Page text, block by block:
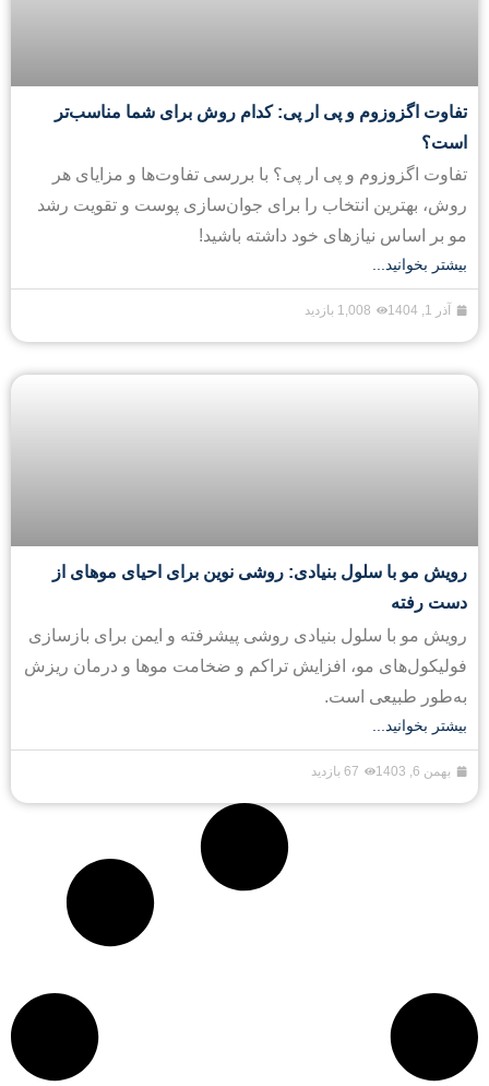
تفاوت اگزوزوم و پی ار پی: کدام روش برای شما مناسب‌تر
است؟
تفاوت اگزوزوم و پی ار پی؟ با بررسی تفاوت‌ها و مزایای هر
روش، بهترین انتخاب را برای جوان‌سازی پوست و تقویت رشد
مو بر اساس نیازهای خود داشته باشید!
بیشتر بخوانید...
آذر 1, 1404 1,008 بازدید
رویش مو با سلول بنیادی: روشی نوین برای احیای موهای از
دست رفته
رویش مو با سلول بنیادی روشی پیشرفته و ایمن برای بازسازی
فولیکول‌های مو، افزایش تراکم و ضخامت موها و درمان ریزش
به‌طور طبیعی است.
بیشتر بخوانید...
بهمن 6, 1403 67 بازدید